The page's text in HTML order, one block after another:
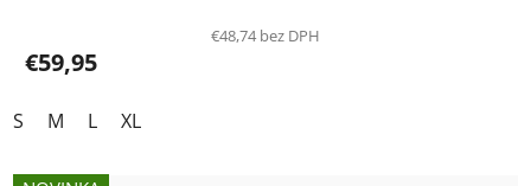
€48,74 bez DPH
€59,95
S M L XL